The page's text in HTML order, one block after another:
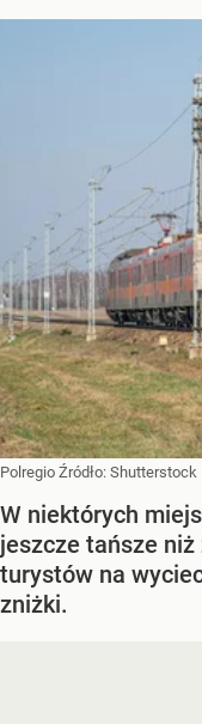
Polregio Źródło: Shutterstock
W niektórych
jeszcze tańsze
turystów na
zniżki.